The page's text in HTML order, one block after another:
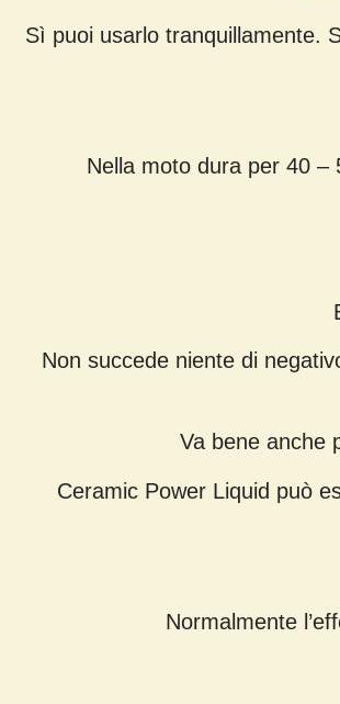
Sì puoi usarlo tranquillamente.
Nella moto dura per 40
Non succede niente di
Va bene anche
Ceramic Power Liquid può
Normalmente